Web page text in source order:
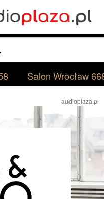
Salon Wrocław
audioplaza.pl